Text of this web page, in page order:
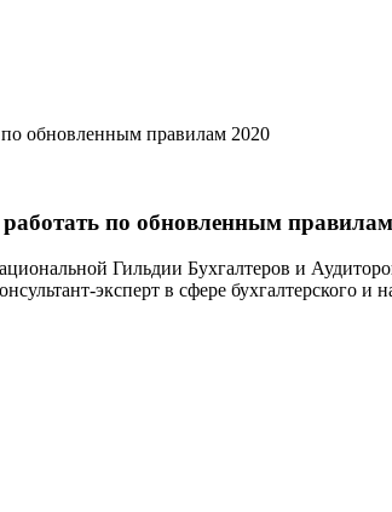
обновленным правилам 2020
по обновленным
Гильдии Бухгалтеров и
эксперт в сфере бухгалтерского